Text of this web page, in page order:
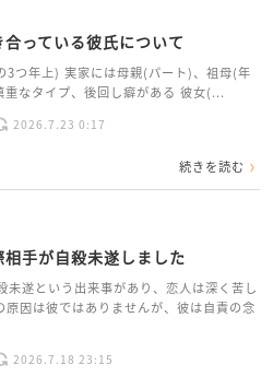
っている彼氏について
3つ年上) 実家には母親(パート)、祖母(年
なタイプ、後回し癖がある 彼女(...
2026.7.23 0:17
続きを読む
手が自殺未遂しました
未遂という出来事があり、恋人は深く苦し
原因は彼ではありませんが、彼は自責の念
2026.7.18 23:15